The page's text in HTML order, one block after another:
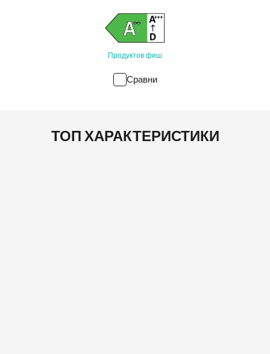
Продуктов фиш
Сравни
ТОП ХАРАКТЕРИСТИКИ